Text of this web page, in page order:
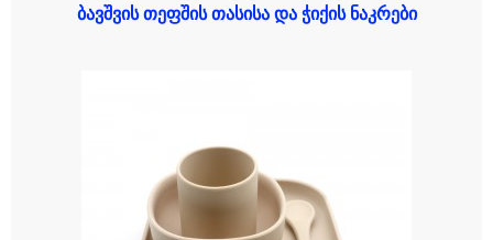
ბავშვის თეფშის თასისა და ჭიქის ნაკრები